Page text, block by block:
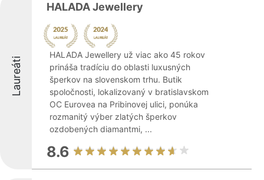
Laureáti
HALADA Jewellery
HALADA Jewellery už viac ako 45 rokov
prináša tradíciu do oblasti luxusných
šperkov na slovenskom trhu. Butik
spoločnosti, lokalizovaný v bratislavskom
OC Eurovea na Pribinovej ulici, ponúka
rozmanitý výber zlatých šperkov
ozdobených diamantmi, ...
8.6